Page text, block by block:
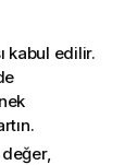
kabul edilir.